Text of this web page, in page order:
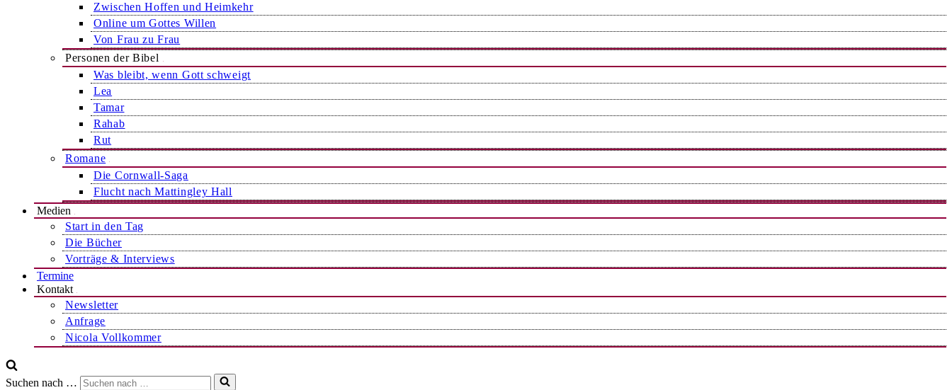
Zwischen Hoffen und Heimkehr
Online um Gottes Willen
Von Frau zu Frau
Personen der Bibel
Was bleibt, wenn Gott schweigt
Lea
Tamar
Rahab
Rut
Romane
Die Cornwall-Saga
Flucht nach Mattingley Hall
Medien
Start in den Tag
Die Bücher
Vorträge & Interviews
Termine
Kontakt
Newsletter
Anfrage
Nicola Vollkommer
Suchen nach …